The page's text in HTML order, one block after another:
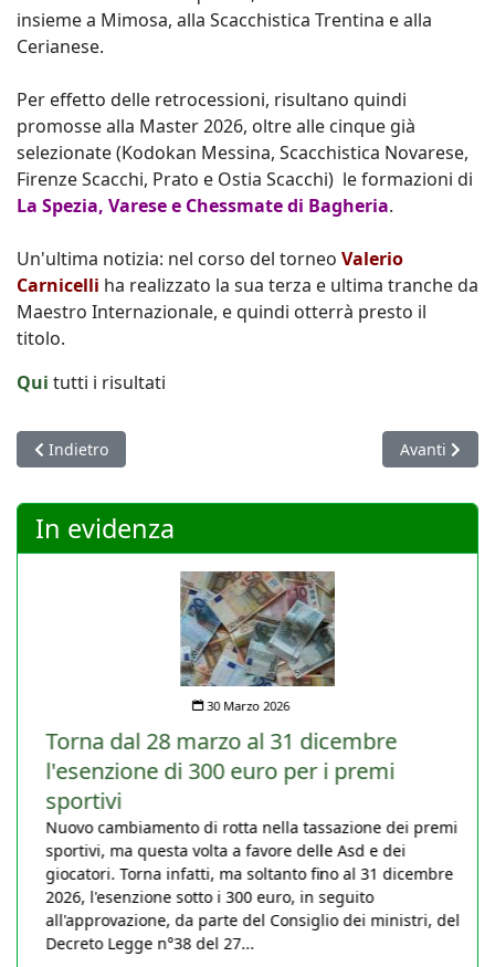
insieme a Mimosa, alla Scacchistica Trentina e alla
Cerianese.
Per effetto delle retrocessioni, risultano quindi
promosse alla Master 2026, oltre alle cinque già
selezionate (Kodokan Messina, Scacchistica Novarese,
Firenze Scacchi, Prato e Ostia Scacchi) le formazioni di
La Spezia, Varese e Chessmate di Bagheria.
Un'ultima notizia: nel corso del torneo Valerio
Carnicelli ha realizzato la sua terza e ultima tranche da
Maestro Internazionale, e quindi otterrà presto il
titolo.
Qui tutti i risultati
Articolo precedente: Campionati italiani seniores dal 14 al 21
Indietro Articolo
Avanti
In evidenza
30 Marzo 2026
Torna dal 28 marzo al 31 dicembre
l'esenzione di 300 euro per i premi
sportivi
Nuovo cambiamento di rotta nella tassazione dei premi
sportivi, ma questa volta a favore delle Asd e dei
giocatori. Torna infatti, ma soltanto fino al 31 dicembre
2026, l'esenzione sotto i 300 euro, in seguito
all'approvazione, da parte del Consiglio dei ministri, del
Decreto Legge n°38 del 27...